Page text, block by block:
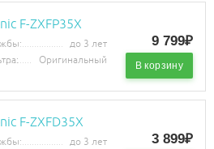
F-ZXFP35X
до 3 лет
Оригинальный
9 799₽
В корзину
F-ZXFD35X
до 3 лет
3 899₽